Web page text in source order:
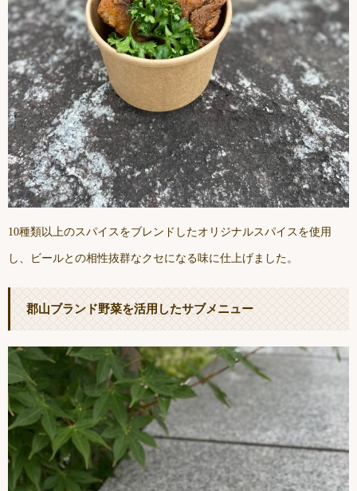
10種類以上のスパイスをブレンドしたオリジナルスパイスを使用
し、ビールとの相性抜群なクセになる味に仕上げました。
郡山ブランド野菜を活用したサブメニュー